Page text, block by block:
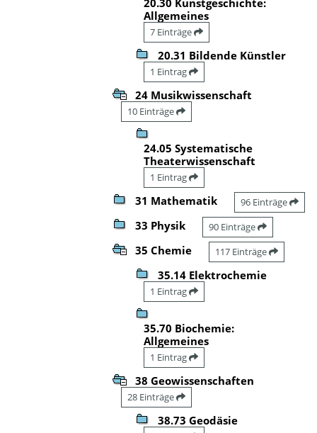
Allgemeines
7 Einträge
20.31 Bildende Künstler
1 Eintrag
24 Musikwissenschaft
10 Einträge
24.05 Systematische
Theaterwissenschaft
1 Eintrag
31 Mathematik 96 Einträge
33 Physik 90 Einträge
35 Chemie 117 Einträge
35.14 Elektrochemie
1 Eintrag
35.70 Biochemie:
Allgemeines
1 Eintrag
38 Geowissenschaften
28 Einträge
38.73 Geodäsie